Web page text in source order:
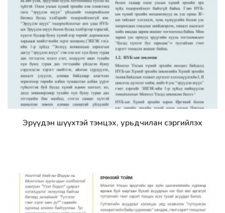
Дэлгэрэнгүй
Эрүүдэн шүүхтэй тэмцэх, урьдчилан сэргийлэх